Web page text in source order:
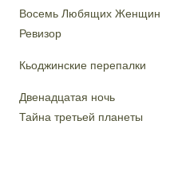
Восемь Любящих Женщин
Ревизор
Кьоджинские перепалки
Двенадцатая ночь
Тайна третьей планеты